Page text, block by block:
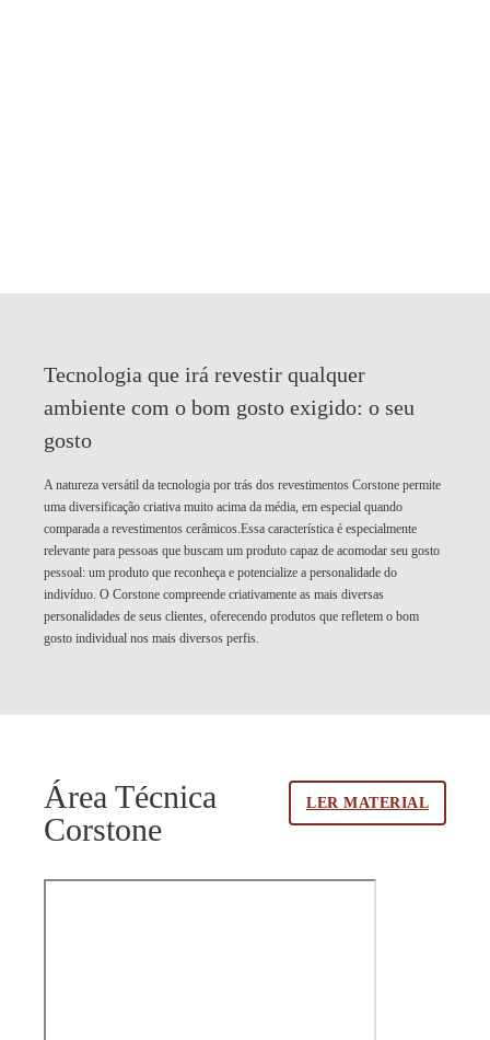
Tecnologia que irá revestir qualquer
ambiente com o bom gosto exigido: o seu
gosto
A natureza versátil da tecnologia por trás dos revestimentos Corstone permite
uma diversificação criativa muito acima da média, em especial quando
comparada a revestimentos cerâmicos.Essa característica é especialmente
relevante para pessoas que buscam um produto capaz de acomodar seu gosto
pessoal: um produto que reconheça e potencialize a personalidade do
indivíduo. O Corstone compreende criativamente as mais diversas
personalidades de seus clientes, oferecendo produtos que refletem o bom
gosto individual nos mais diversos perfis.
Área Técnica
Corstone
LER MATERIAL